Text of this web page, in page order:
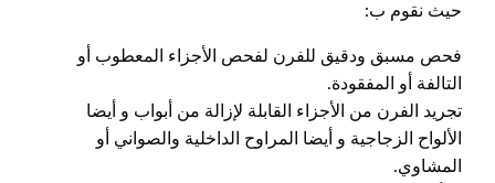
حيث نقوم ب:
فحص مسبق ودقيق للفرن لفحص الأجزاء المعطوب أو
التالفة أو المفقودة.
تجريد الفرن من الأجزاء القابلة لإزالة من أبواب و أيضا
الألواح الزجاجية و أيضا المراوح الداخلية والصواني أو
المشاوي.